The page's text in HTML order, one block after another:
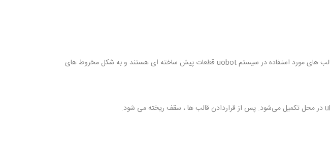
uobot یک سیستم نصب سقف دال بتنی توخالی دو طرفه با استفاده از قالب های پلاستیکی بازیافتی است. قالب های مورد استفاده در سیستم uobot قطعات پیش ساخته ای هستند و به شکل مخروط های